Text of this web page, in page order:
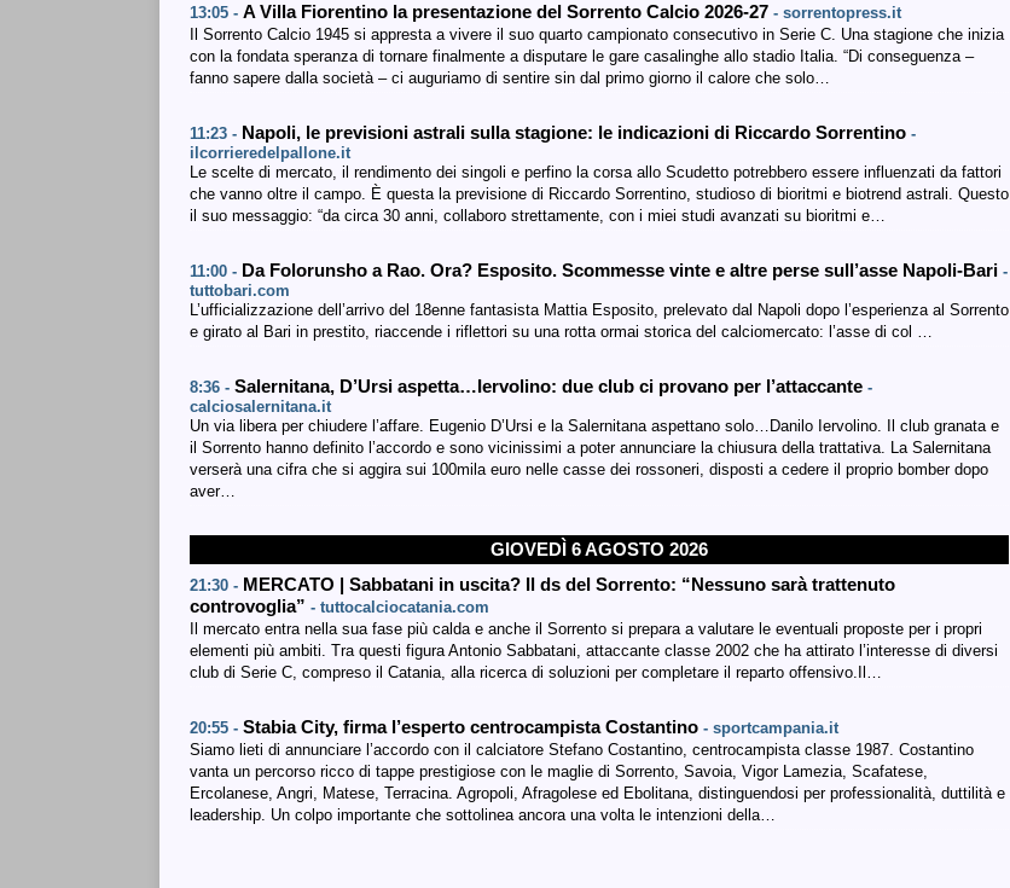
13:05 - A Villa Fiorentino la presentazione del Sorrento Calcio 2026-27 - sorrentopress.it
Il Sorrento Calcio 1945 si appresta a vivere il suo quarto campionato consecutivo in Serie C. Una stagione che inizia
con la fondata speranza di tornare finalmente a disputare le gare casalinghe allo stadio Italia. “Di conseguenza –
fanno sapere dalla società – ci auguriamo di sentire sin dal primo giorno il calore che solo…
11:23 - Napoli, le previsioni astrali sulla stagione: le indicazioni di Riccardo Sorrentino -
ilcorrieredelpallone.it
Le scelte di mercato, il rendimento dei singoli e perfino la corsa allo Scudetto potrebbero essere influenzati da fattori
che vanno oltre il campo. È questa la previsione di Riccardo Sorrentino, studioso di bioritmi e biotrend astrali. Questo
il suo messaggio: “da circa 30 anni, collaboro strettamente, con i miei studi avanzati su bioritmi e…
11:00 - Da Folorunsho a Rao. Ora? Esposito. Scommesse vinte e altre perse sull’asse Napoli-Bari -
tuttobari.com
L’ufficializzazione dell’arrivo del 18enne fantasista Mattia Esposito, prelevato dal Napoli dopo l’esperienza al Sorrento
e girato al Bari in prestito, riaccende i riflettori su una rotta ormai storica del calciomercato: l’asse di col …
8:36 - Salernitana, D’Ursi aspetta…Iervolino: due club ci provano per l’attaccante -
calciosalernitana.it
Un via libera per chiudere l’affare. Eugenio D’Ursi e la Salernitana aspettano solo…Danilo Iervolino. Il club granata e
il Sorrento hanno definito l’accordo e sono vicinissimi a poter annunciare la chiusura della trattativa. La Salernitana
verserà una cifra che si aggira sui 100mila euro nelle casse dei rossoneri, disposti a cedere il proprio bomber dopo
aver…
GIOVEDÌ 6 AGOSTO 2026
21:30 - MERCATO | Sabbatani in uscita? Il ds del Sorrento: “Nessuno sarà trattenuto
controvoglia” - tuttocalciocatania.com
Il mercato entra nella sua fase più calda e anche il Sorrento si prepara a valutare le eventuali proposte per i propri
elementi più ambiti. Tra questi figura Antonio Sabbatani, attaccante classe 2002 che ha attirato l’interesse di diversi
club di Serie C, compreso il Catania, alla ricerca di soluzioni per completare il reparto offensivo.Il…
20:55 - Stabia City, firma l’esperto centrocampista Costantino - sportcampania.it
Siamo lieti di annunciare l’accordo con il calciatore Stefano Costantino, centrocampista classe 1987. Costantino
vanta un percorso ricco di tappe prestigiose con le maglie di Sorrento, Savoia, Vigor Lamezia, Scafatese,
Ercolanese, Angri, Matese, Terracina. Agropoli, Afragolese ed Ebolitana, distinguendosi per professionalità, duttilità e
leadership. Un colpo importante che sottolinea ancora una volta le intenzioni della…